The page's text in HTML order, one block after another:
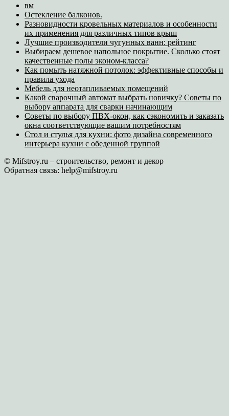
вм
Остекление балконов.
Разновидности кровельных материалов и особенности
их применения для различных типов крыш
Лучшие производители чугунных ванн: рейтинг
Выбираем дешевое напольное покрытие. Сколько стоят
качественные полы эконом-класса?
Как помыть натяжной потолок: эффективные способы и
правила ухода
Мебель для неотапливаемых помещений
Какой сварочный автомат выбрать новичку? Советы по
выбору аппарата для сварки начинающим
Советы по выбору ПВХ-окон, как сэкономить и заказать
окна соответствующие вашим потребностям
Стол и стулья для кухни: фото дизайна современного
интерьера кухни с обеденной группой
© Mifstroy.ru – строительство, ремонт и декор
Обратная связь: help@mifstroy.ru